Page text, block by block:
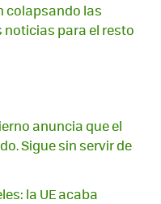
colapsando las
noticias para el resto
anuncia que el
Sigue sin servir de
la UE acaba